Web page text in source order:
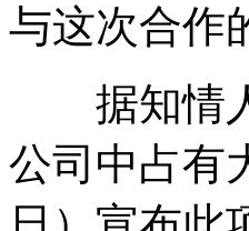
与这次合作
据知情人
公司中占有